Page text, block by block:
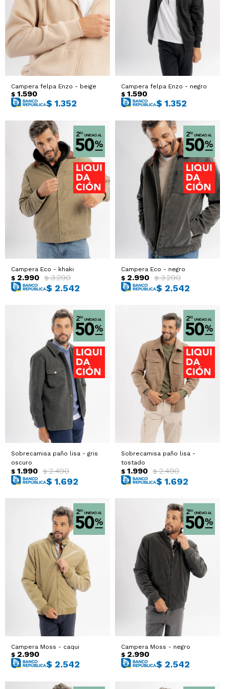
Campera felpa Enzo - beige
$ 1.590
$ 1.352
Campera felpa Enzo - negro
$ 1.590
$ 1.352
Campera Eco - khaki
$ 2.990 $ 3.290
$ 2.542
Campera Eco - negro
$ 2.990 $ 3.290
$ 2.542
Sobrecamisa paño lisa - gris
oscuro
$ 1.990 $ 2.490
$ 1.692
Sobrecamisa paño lisa -
tostado
$ 1.990 $ 2.490
$ 1.692
Campera Moss - caqui
$ 2.990
$ 2.542
Campera Moss - negro
$ 2.990
$ 2.542
Sacos
Trajes
Abrigos
Ver todo
T-shirts y Tops
Ver todo